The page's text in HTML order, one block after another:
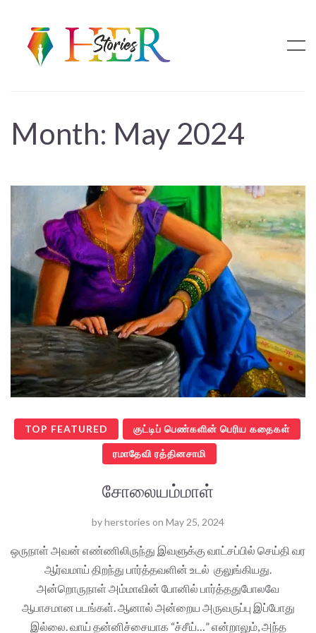
Month: May 2024
TOP FEATURED குட்டிப் பெண்களின் பெரிய கதைகள்
ரமாதேவி ரத்தினசாமி
சோலையம்மாள்
byherstories on May 25, 2024
ஒருநாள் அவன் எண்ணிலிருந்து இவளுக்கு வாட்சப்பில் செய்தி வர
ஆர்வமாய் திறந்து பார்த்தவளின் உடல் குலுங்கியது.
அன்றொருநாள் அம்மாவின் போனில் பார்த்ததுபோலவே
ஆபாசமான படங்கள். ஆனால் அன்றைய அருவருப்பு இப்போது
இல்லை. வாய் தன்னிச்சையாக “ச்சீய்…” என்றாலும், அந்த